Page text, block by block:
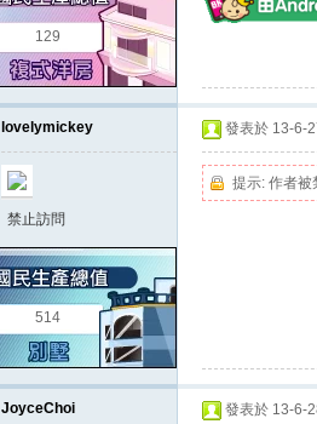
129
lovelymickey
禁止訪問
514
發表於 13-6-
提示: 作者被
JoyceChoi 發表於 13-6-